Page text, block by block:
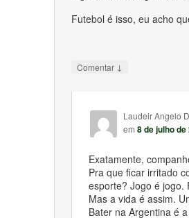
Futebol é isso, eu acho
Comentar ↓
Laudeir Angelo
em8 de julho
Exatamente,
Pra que ficar irritado
esporte? Jogo é jogo.
Mas a vida é assim.
Bater na Argentina é